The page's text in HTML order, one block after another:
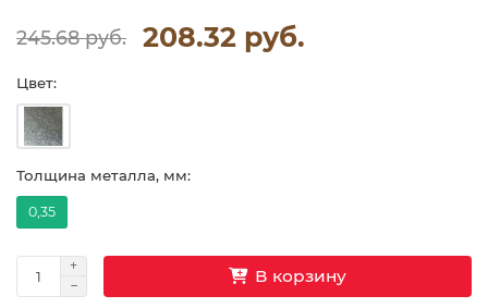
245.68 руб. 208.32 руб.
Цвет:
Толщина металла, мм:
0,35
В корзину